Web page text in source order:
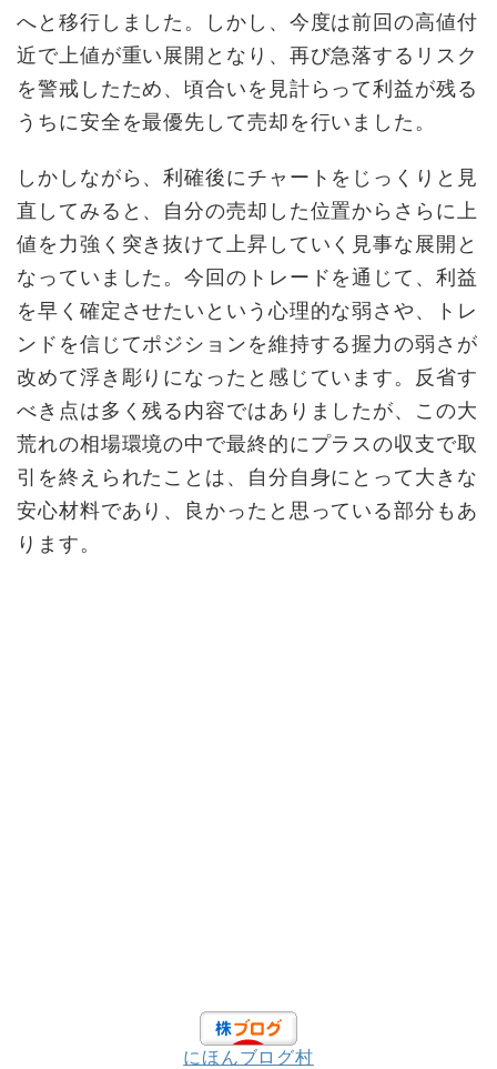
へと移行しました。しかし、今度は前回の高値付
近で上値が重い展開となり、再び急落するリスク
を警戒したため、頃合いを見計らって利益が残る
うちに安全を最優先して売却を行いました。
しかしながら、利確後にチャートをじっくりと見
直してみると、自分の売却した位置からさらに上
値を力強く突き抜けて上昇していく見事な展開と
なっていました。今回のトレードを通じて、利益
を早く確定させたいという心理的な弱さや、トレ
ンドを信じてポジションを維持する握力の弱さが
改めて浮き彫りになったと感じています。反省す
べき点は多く残る内容ではありましたが、この大
荒れの相場環境の中で最終的にプラスの収支で取
引を終えられたことは、自分自身にとって大きな
安心材料であり、良かったと思っている部分もあ
ります。
にほんブログ村